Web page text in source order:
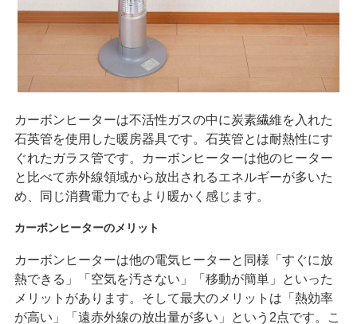
カーボンヒーターは不活性ガスの中に炭素繊維を入れた
石英管を使用した暖房器具です。石英管とは耐熱性にす
ぐれたガラス管です。カーボンヒーターは他のヒーター
と比べて赤外線領域から放出されるエネルギーが多いた
め、同じ消費電力でもより暖かく感じます。
カーボンヒーターのメリット
カーボンヒーターは他の電気ヒーターと同様「すぐに放
熱できる」「空気を汚さない」「移動が簡単」といった
メリットがあります。そして最大のメリットは「熱効率
が高い」「遠赤外線の放出量が多い」という2点です。こ